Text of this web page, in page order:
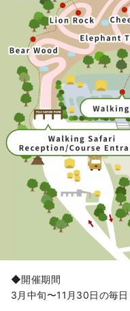
◆開催期間
3月中旬〜11月30日の毎日